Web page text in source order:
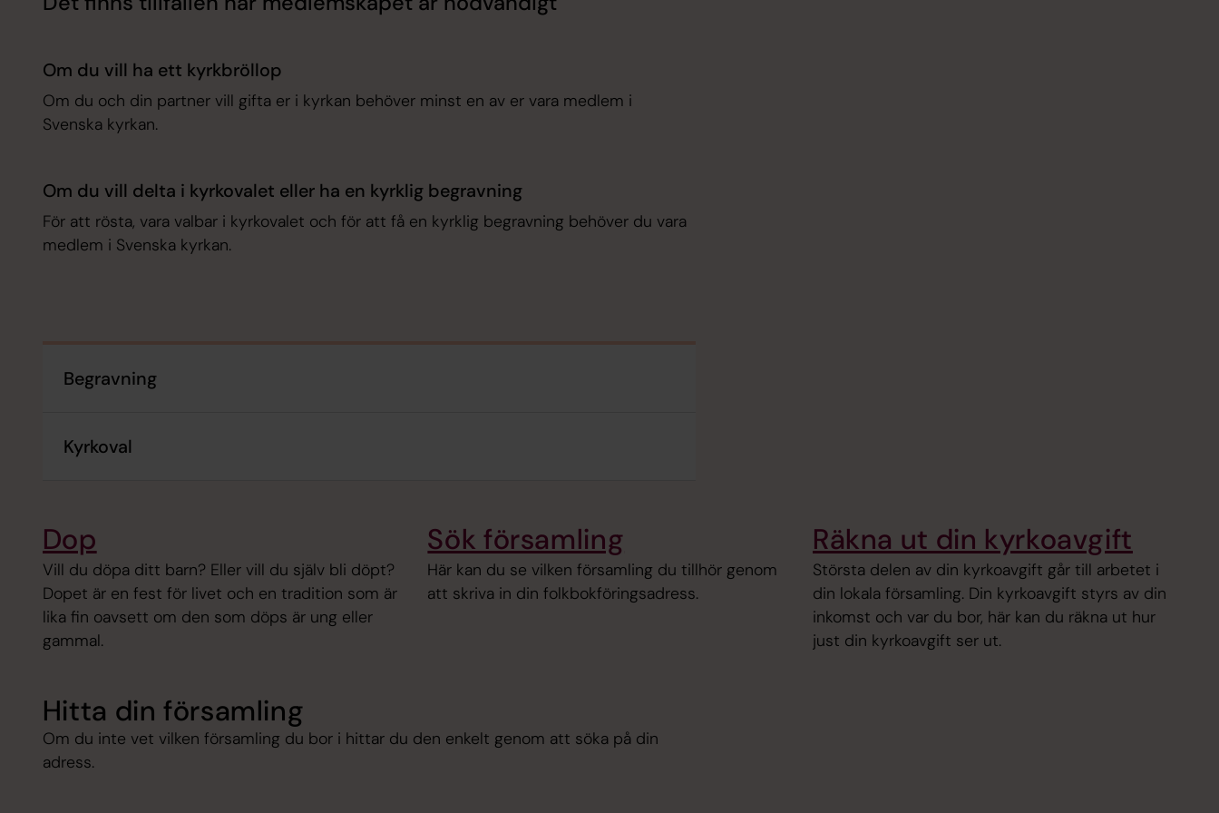
Om du vill ha ett kyrkbröllop
Om du och din partner vill gifta er i kyrkan behöver minst en av er vara medlem i
Svenska kyrkan.
Om du vill delta i kyrkovalet eller ha en kyrklig begravning
För att rösta, vara valbar i kyrkovalet och för att få en kyrklig begravning behöver du vara
medlem i Svenska kyrkan.
Begravning
Kyrkoval
Dop
Vill du döpa ditt barn? Eller vill du själv bli döpt?
Dopet är en fest för livet och en tradition som är
lika fin oavsett om den som döps är ung eller
gammal.
Sök församling
Här kan du se vilken församling du tillhör genom
att skriva in din folkbokföringsadress.
Räkna ut din kyrkoavgift
Största delen av din kyrkoavgift går till arbetet i
din lokala församling. Din kyrkoavgift styrs av din
inkomst och var du bor, här kan du räkna ut hur
just din kyrkoavgift ser ut.
Hitta din församling
Om du inte vet vilken församling du bor i hittar du den enkelt genom att söka på din
adress.